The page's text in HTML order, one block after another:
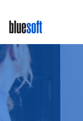
main
content